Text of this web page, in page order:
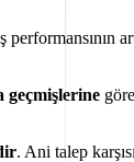
performansının
geçmişlerine
. Ani talep